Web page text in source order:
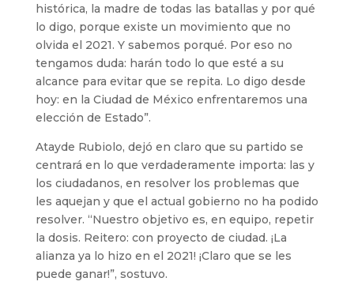
histórica, la madre de todas las batallas y por qué
lo digo, porque existe un movimiento que no
olvida el 2021. Y sabemos porqué. Por eso no
tengamos duda: harán todo lo que esté a su
alcance para evitar que se repita. Lo digo desde
hoy: en la Ciudad de México enfrentaremos una
elección de Estado”.
Atayde Rubiolo, dejó en claro que su partido se
centrará en lo que verdaderamente importa: las y
los ciudadanos, en resolver los problemas que
les aquejan y que el actual gobierno no ha podido
resolver. “Nuestro objetivo es, en equipo, repetir
la dosis. Reitero: con proyecto de ciudad. ¡La
alianza ya lo hizo en el 2021! ¡Claro que se les
puede ganar!”, sostuvo.